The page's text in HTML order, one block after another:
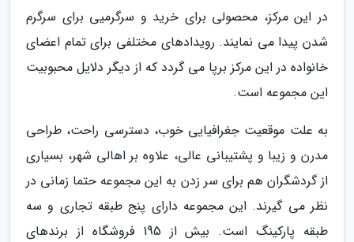
در این مرکز، محصولی برای خرید و سرگرمیی برای سرگرم
شدن پیدا می نمایند. رویدادهای مختلفی برای تمام اعضای
خانواده در این مرکز برپا می گردد که از دیگر دلایل محبوبیت
این مجموعه است.
به علت موقعیت جغرافیایی خوب، دسترسی راحت، طراحی
مدرن و زیبا و پشتیبانی عالی، علاوه بر اهالی شهر، بسیاری
از گردشگران هم برای سر زدن به این مجموعه حتما زمانی در
نظر می گیرند. این مجموعه دارای پنج طبقه تجاری و سه
طبقه پارکینگ است. بیش از 195 فروشگاه از برندهای